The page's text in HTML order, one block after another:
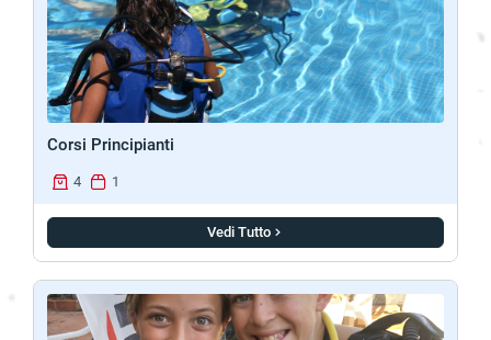
Corsi Principianti
4 1
Vedi Tutto